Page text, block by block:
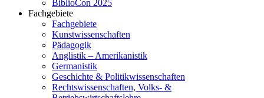
BiblioCon 2025
Fachgebiete
Fachgebiete
Kunstwissenschaften
Pädagogik
Anglistik – Amerikanistik
Germanistik
Geschichte & Politikwissenschaften
Rechtswissenschaften, Volks- &